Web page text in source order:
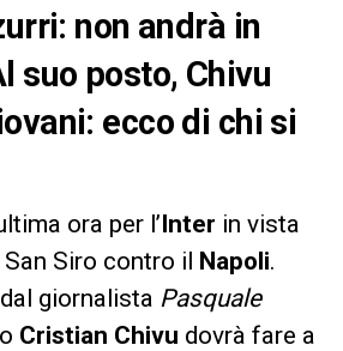
non andrà in
suo posto, Chivu
ecco di chi si
ora per l’Inter in vista
Siro contro il Napoli.
giornalista Pasquale
Cristian Chivu dovrà fare a